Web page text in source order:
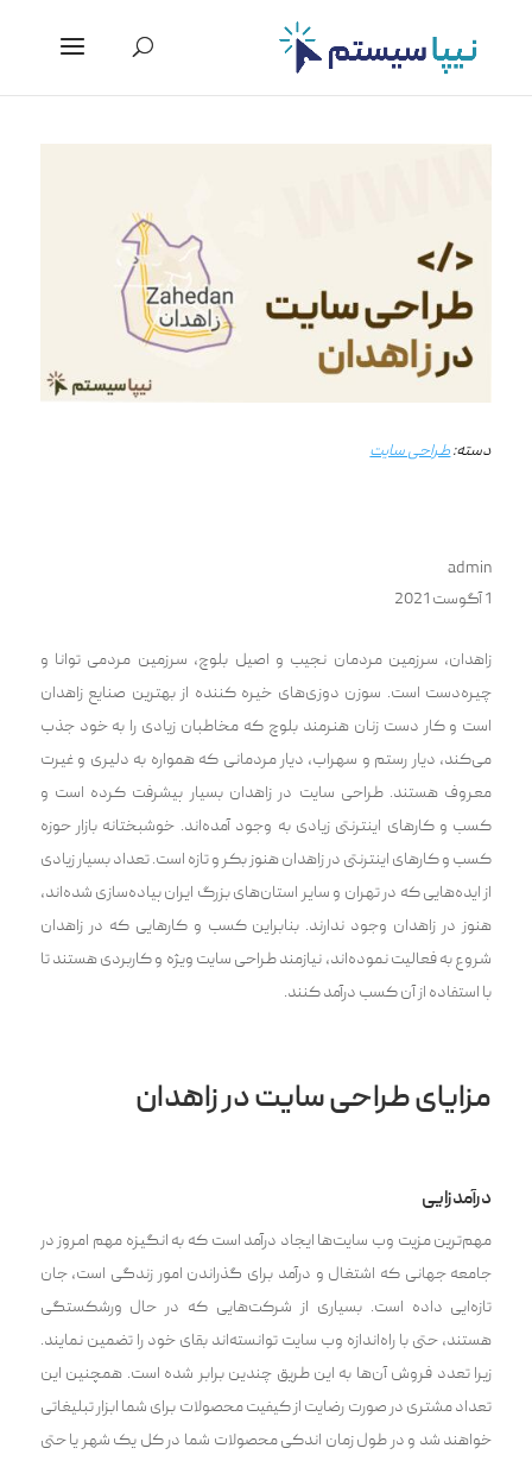
دسته:طراحی سایت
admin
1 آگوست 2021
زاهدان، سرزمین مردمان نجیب و اصیل بلوچ، سرزمین مردمی توانا و
چیره‌دست است. سوزن دوزی‌های خیره کننده از بهترین صنایع زاهدان
است و کار دست زنان هنرمند بلوچ که مخاطبان زیادی را به خود جذب
می‌کند، دیار رستم و سهراب، دیار مردمانی که همواره به دلیری و غیرت
معروف هستند. طراحی سایت در زاهدان بسیار پیشرفت کرده است و
کسب و کار‌های اینترنتی زیادی به وجود آمد‌ه‌اند. خوشبختانه بازار حوزه
کسب و کار‌های اینترنتی در زاهدان هنوز بکر و تازه است. تعداد بسیار زیادی
از ایده‌هایی که در تهران و سایر استان‌های بزرگ ایران پیاده‌سازی شد‌ه‌اند،
هنوز در زاهدان وجود ندارند. بنابراین کسب و کارهایی که در زاهدان
شروع به فعالیت نمود‌ه‌اند، نیازمند طراحی سایت ویژه و کاربردی هستند تا
با استفاده از آن کسب درآمد کنند.
مزایای طراحی سایت در زاهدان
درآمدزایی
مهم‌ترین مزیت وب سایت‌ها ایجاد درآمد است که به انگیزه مهم امروز در
جامعه جهانی که اشتغال و درآمد برای گذراندن امور زندگی است، جان
تازه‌ایی داده است. بسیاری از شرکت‌هایی که در حال ورشکستگی
هستند، حتی با را‌ه‌اندازه وب سایت توانسته‌اند بقای خود را تضمین نمایند.
زیرا تعدد فروش آن‌ها به این طریق چندین برابر شده است. همچنین این
تعداد مشتری در صورت رضایت از کیفیت محصولات برای شما ابزار تبلیغاتی
خواهند شد و در طول زمان اندکی محصولات شما در کل یک شهر یا حتی